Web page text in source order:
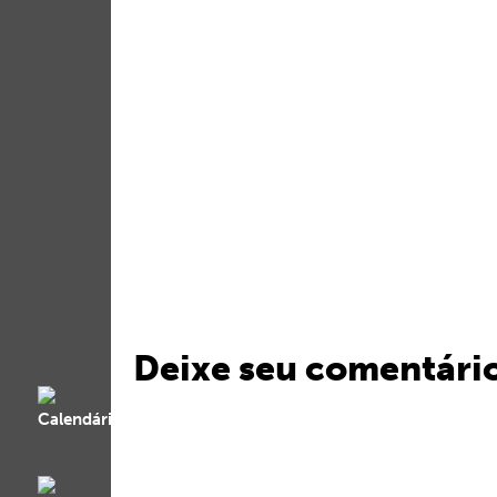
Deixe seu